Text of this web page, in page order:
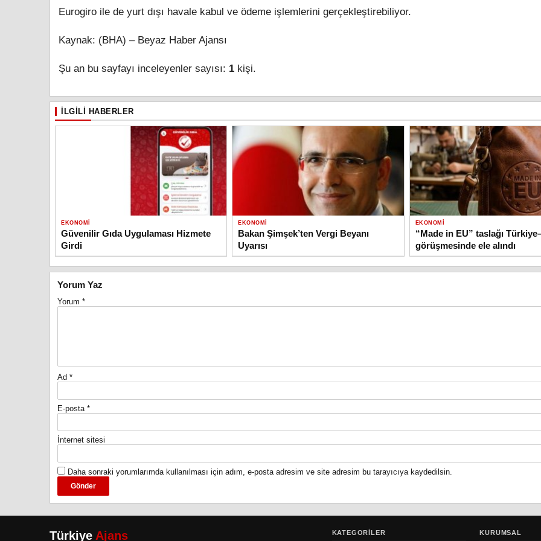
Eurogiro ile de yurt dışı havale kabul ve ödeme işlemlerini gerçekleştirebiliyor.
Kaynak: (BHA) – Beyaz Haber Ajansı
Şu an bu sayfayı inceleyenler sayısı: 1 kişi.
İLGILI HABERLER
EKONOMI
Güvenilir Gıda Uygulaması Hizmete
Girdi
EKONOMI
Bakan Şimşek’ten Vergi Beyanı
Uyarısı
EKONOMI
“Made in EU” taslağı
görüşmesinde ele alındı
Yorum Yaz
Yorum *
Ad *
E-posta *
İnternet sitesi
Daha sonraki yorumlarımda kullanılması için adım, e-posta adresim ve site adresim bu tarayıcıya kaydedilsin.
Türkiye Ajans KATEGORILER KURUMSAL